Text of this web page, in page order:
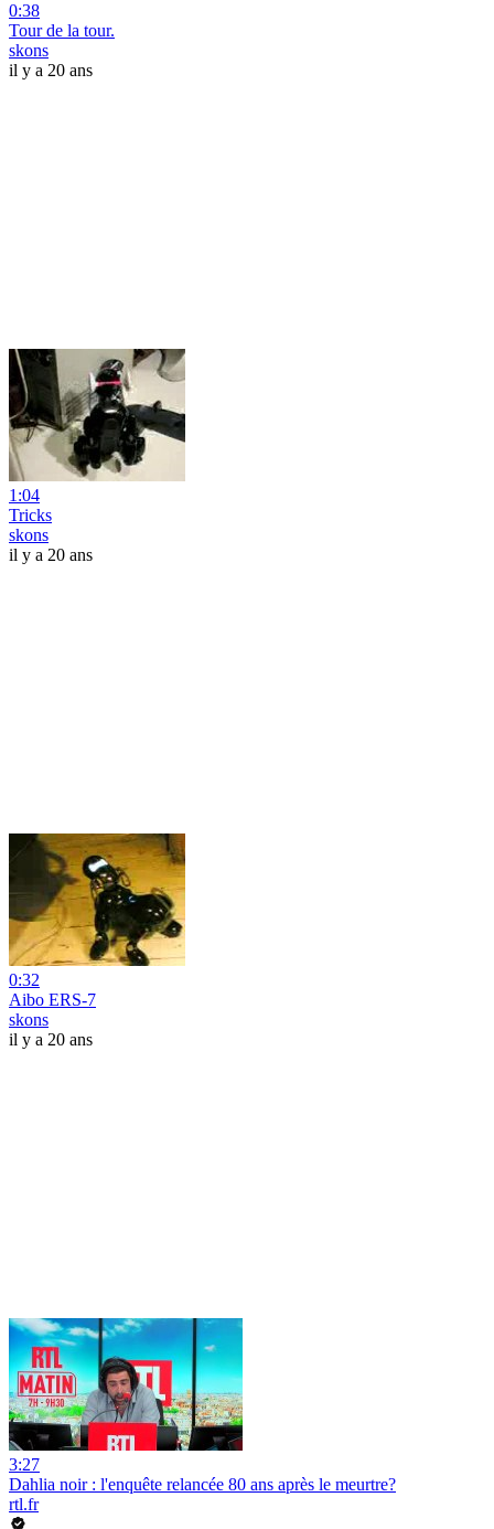
0:38
Tour de la tour.
skons
il y a 20 ans
1:04
Tricks
skons
il y a 20 ans
0:32
Aibo ERS-7
skons
il y a 20 ans
3:27
Dahlia noir : l'enquête relancée 80 ans après le meurtre?
rtl.fr